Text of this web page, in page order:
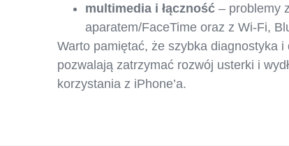
multimedia i łączność – problemy
aparatem/FaceTime oraz z Wi-Fi,
Warto pamiętać, że szybka diagnostyka
pozwalają zatrzymać rozwój usterki i
korzystania z iPhone’a.